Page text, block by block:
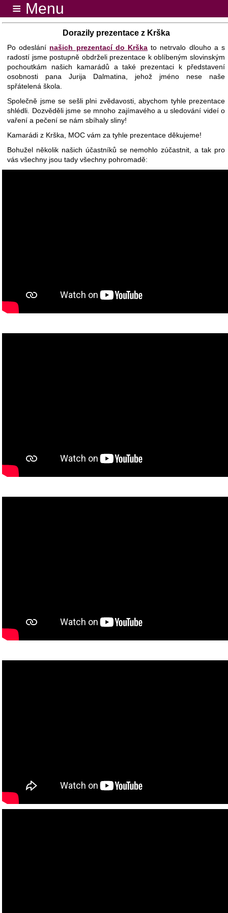
≡ Menu
Dorazily prezentace z Krška
Po odeslání našich prezentací do Krška to netrvalo dlouho a s
radostí jsme postupně obdrželi prezentace k oblíbeným slovinským
pochoutkám našich kamarádů a také prezentaci k představení
osobnosti pana Jurija Dalmatina, jehož jméno nese naše
spřátelená škola.
Společně jsme se sešli plni zvědavosti, abychom tyhle prezentace
shlédli. Dozvěděli jsme se mnoho zajímavého a u sledování videí o
vaření a pečení se nám sbíhaly sliny!
Kamarádi z Krška, MOC vám za tyhle prezentace děkujeme!
Bohužel několik našich účastníků se nemohlo zúčastnit, a tak pro
vás všechny jsou tady všechny pohromadě: